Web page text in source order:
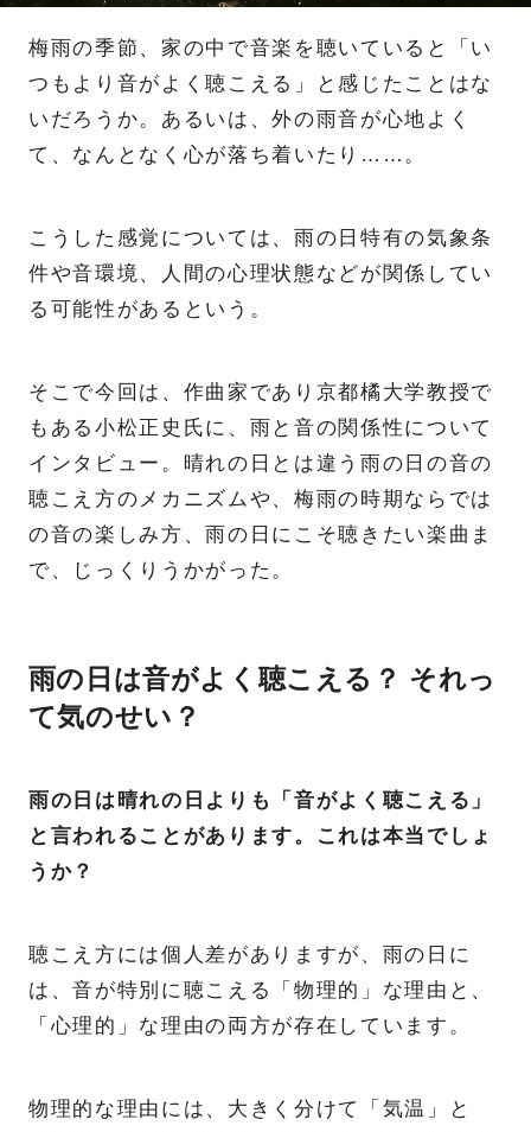
梅雨の季節、家の中で音楽を聴いていると「い
つもより音がよく聴こえる」と感じたことはな
いだろうか。あるいは、外の雨音が心地よく
て、なんとなく心が落ち着いたり……。
こうした感覚については、雨の日特有の気象条
件や音環境、人間の心理状態などが関係してい
る可能性があるという。
そこで今回は、作曲家であり京都橘大学教授で
もある小松正史氏に、雨と音の関係性について
インタビュー。晴れの日とは違う雨の日の音の
聴こえ方のメカニズムや、梅雨の時期ならでは
の音の楽しみ方、雨の日にこそ聴きたい楽曲ま
で、じっくりうかがった。
雨の日は音がよく聴こえる？ それっ
て気のせい？
雨の日は晴れの日よりも「音がよく聴こえる」
と言われることがあります。これは本当でしょ
うか？
聴こえ方には個人差がありますが、雨の日に
は、音が特別に聴こえる「物理的」な理由と、
「心理的」な理由の両方が存在しています。
物理的な理由には、大きく分けて「気温」と